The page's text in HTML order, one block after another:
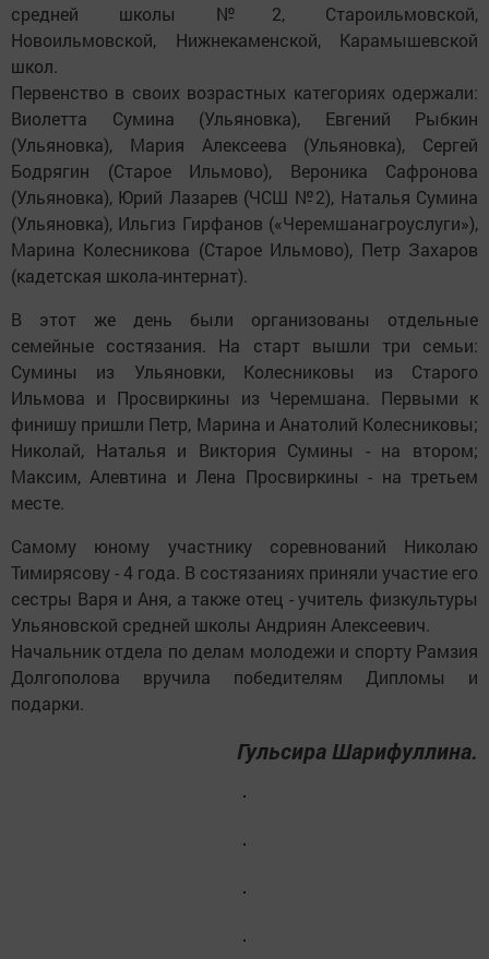
средней школы №2, Староильмовской,
Новоильмовской, Нижнекаменской, Карамышевской
школ.
Первенство в своих возрастных категориях одержали:
Виолетта Сумина (Ульяновка), Евгений Рыбкин
(Ульяновка), Мария Алексеева (Ульяновка), Сергей
Бодрягин (Старое Ильмово), Вероника Сафронова
(Ульяновка), Юрий Лазарев (ЧСШ №2), Наталья Сумина
(Ульяновка), Ильгиз Гирфанов («Черемшанагроуслуги»),
Марина Колесникова (Старое Ильмово), Петр Захаров
(кадетская школа-интернат).
В этот же день были организованы отдельные
семейные состязания. На старт вышли три семьи:
Сумины из Ульяновки, Колесниковы из Старого
Ильмова и Просвиркины из Черемшана. Первыми к
финишу пришли Петр, Марина и Анатолий Колесниковы;
Николай, Наталья и Виктория Сумины - на втором;
Максим, Алевтина и Лена Просвиркины - на третьем
месте.
Самому юному участнику соревнований Николаю
Тимирясову - 4 года. В состязаниях приняли участие его
сестры Варя и Аня, а также отец - учитель физкультуры
Ульяновской средней школы Андриян Алексеевич.
Начальник отдела по делам молодежи и спорту Рамзия
Долгополова вручила победителям Дипломы и
подарки.
Гульсира Шарифуллина.